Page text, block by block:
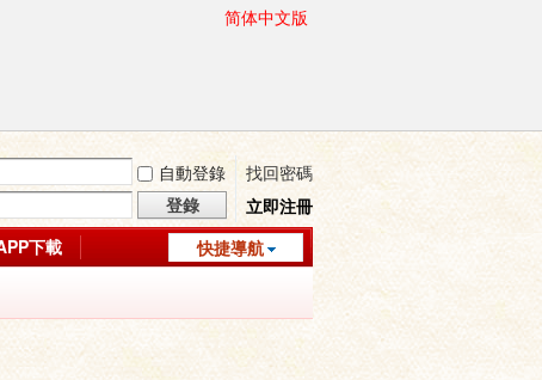
简体中文版
自動登錄
找回密碼
登錄
立即注冊
快捷導航
下載